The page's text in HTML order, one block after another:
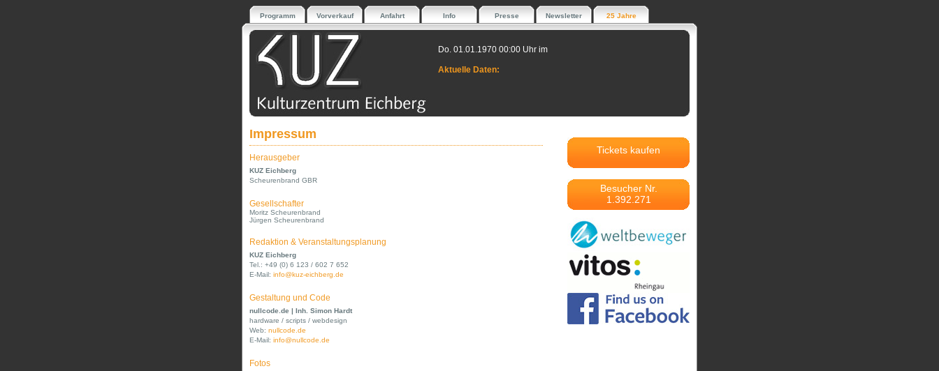
Programm Vorverkauf Anfahrt Info Presse Newsletter 25 Jahre
Do. 01.01.1970 00:00 Uhr im
Aktuelle Daten:
Impressum
Herausgeber
KUZ Eichberg
Scheurenbrand GBR
Gesellschafter
Moritz Scheurenbrand
Jürgen Scheurenbrand
Redaktion & Veranstaltungsplanung
KUZ Eichberg
Tel.: +49 (0) 6 123 / 602 7 652
E-Mail: info@kuz-eichberg.de
Gestaltung und Code
nullcode.de | Inh. Simon Hardt
hardware / scripts / webdesign
Web: nullcode.de
E-Mail: info@nullcode.de
Fotos
Tickets kaufen
Besucher Nr.
1.392.271